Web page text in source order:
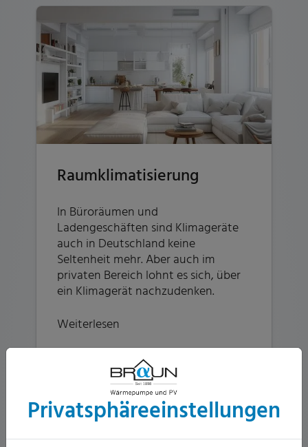
Raumklimatisierung
In Büroräumen und
Ladengeschäften sind Klimageräte
auch in Deutschland keine
Seltenheit mehr. Aber auch im
privaten Bereich lohnt es sich, über
ein Klimagerät nachzudenken.
Weiterlesen
Privatsphäre­einstellungen